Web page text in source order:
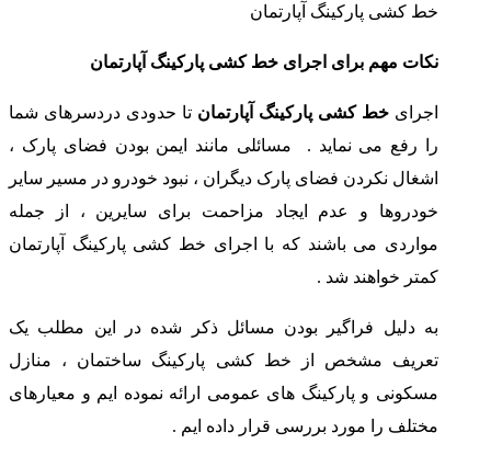
خط کشی پارکینگ آپارتمان
نکات مهم برای اجرای خط کشی پارکینگ آپارتمان
اجرای خط کشی پارکینگ آپارتمان تا حدودی دردسرهای شما
را رفع می نماید . مسائلی مانند ایمن بودن فضای پارک ،
اشغال نکردن فضای پارک دیگران ، نبود خودرو در مسیر سایر
خودروها و عدم ایجاد مزاحمت برای سایرین ، از جمله
مواردی می باشند که با اجرای خط کشی پارکینگ آپارتمان
کمتر خواهند شد .
به دلیل فراگیر بودن مسائل ذکر شده در این مطلب یک
تعریف مشخص از خط کشی پارکینگ ساختمان ، منازل
مسکونی و پارکینگ های عمومی ارائه نموده ایم و معیارهای
مختلف را مورد بررسی قرار داده ایم .